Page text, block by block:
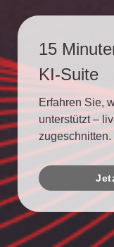
15
KI-Suite
Erfahren Sie,
unterstützt –
zugeschnitten.